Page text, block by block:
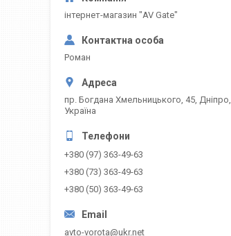
інтернет-магазин "AV Gate"
Роман
пр. Богдана Хмельницького, 45, Дніпро,
Україна
+380 (97) 363-49-63
+380 (73) 363-49-63
+380 (50) 363-49-63
avto-vorota@ukr.net